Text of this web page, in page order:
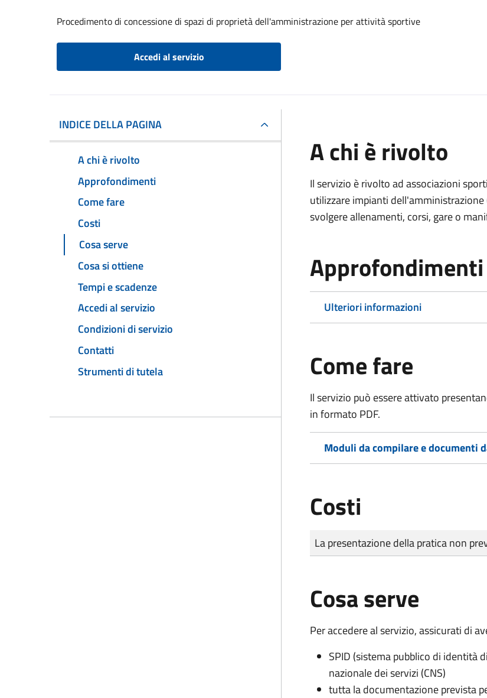
Procedimento di concessione di spazi di proprietà dell'amministrazione per attività sportive
Accedi al servizio
INDICE DELLA PAGINA
A chi è rivolto
Approfondimenti
Come fare
Costi
Cosa serve
Cosa si ottiene
Tempi e scadenze
Accedi al servizio
Condizioni di servizio
Contatti
Strumenti di tutela
A chi è rivolto
Il servizio è rivolto ad associazioni
utilizzare impianti
svolgere allenamenti, corsi, gare o
Approfondimenti
Ulteriori informazioni
Come fare
Il servizio può essere attivato
in formato PDF.
Moduli da compilare e documenti
Costi
Tipo di pagamento
Importo
La presentazione della pratica non
Cosa serve
Per accedere al servizio, assicurati di
SPID (sistema pubblico di identità
nazionale dei servizi (CNS)
tutta la documentazione prevista